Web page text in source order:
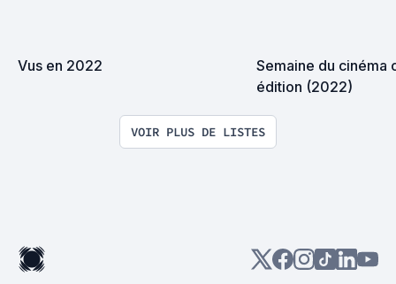
Vus en 2022
Semaine du cinéma
édition (2022)
VOIR PLUS DE LISTES